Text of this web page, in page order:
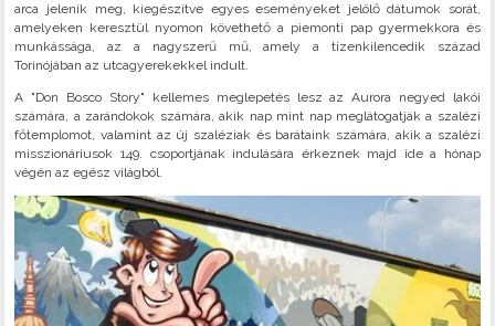
arca jelenik meg, kiegészítve egyes eseményeket jelölő dátumok sorát,
amelyeken keresztül nyomon követhető a piemonti pap gyermekkora és
munkássága, az a nagyszerű mű, amely a tizenkilencedik század
Torinójában az utcagyerekekkel indult.
A "Don Bosco Story" kellemes meglepetés lesz az Aurora negyed lakói
számára, a zarándokok számára, akik nap mint nap meglátogatják a szalézi
főtemplomot, valamint az új szaléziak és barátaink számára, akik a szalézi
misszionáriusok 149. csoportjának indulására érkeznek majd ide a hónap
végén az egész világból.